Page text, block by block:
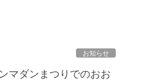
お知らせ
マダンまつりでのおお